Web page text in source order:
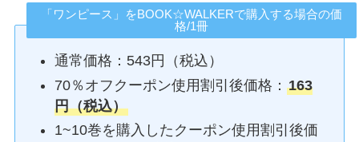
「ワンピース」をBOOK☆WALKERで購入する場合の価
格/1冊
通常価格：543円（税込）
70％オフクーポン使用割引後価格：163
円（税込）
1~10巻を購入したクーポン使用割引後価